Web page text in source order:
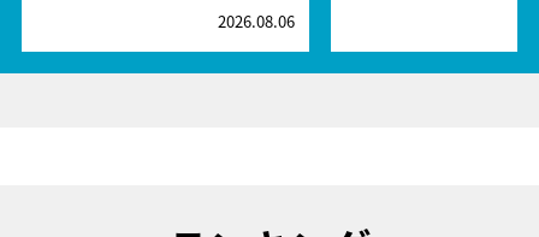
2026.08.06